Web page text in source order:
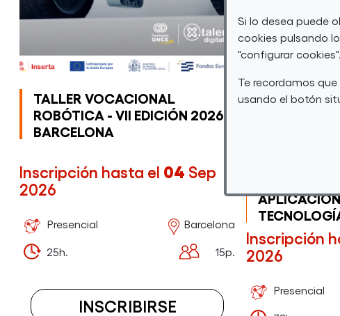
Si lo desea puede
cookies pulsando
"configurar cookies".
Te recordamos
usando el botón
TALLER VOCACIONAL
ROBÓTICA - VII EDICIÓN 2026
BARCELONA
Inscripción hasta el 04 Sep
2026
Presencial Barcelona
25h. 15p.
INSCRIBIRSE
MÓDULO 3
ENTORNO
INTRANET Y
Inscripción
2026
Presencial